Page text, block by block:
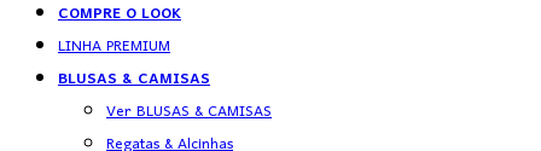
COMPRE O LOOK
LINHA PREMIUM
BLUSAS & CAMISAS
Ver BLUSAS & CAMISAS
Regatas & Alcinhas